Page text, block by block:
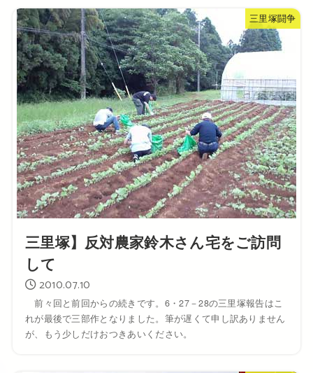
三里塚闘争
三里塚】反対農家鈴木さん宅をご訪問
して
2010.07.10
前々回と前回からの続きです。6・27－28の三里塚報告はこ
れが最後で三部作となりました。筆が遅くて申し訳ありません
が、もう少しだけおつきあいください。